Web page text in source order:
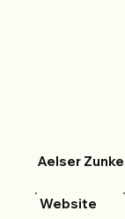
Aelser Zunke
Website